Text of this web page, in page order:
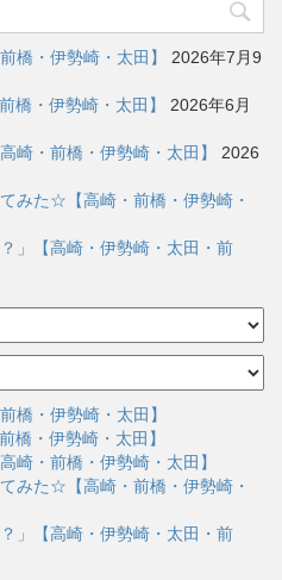
橋・伊勢崎・太田】
2026年7月9
橋・伊勢崎・太田】
2026年6月
崎・前橋・伊勢崎・太田】
2026
みた☆【高崎・前橋・伊勢崎・
」【高崎・伊勢崎・太田・前
橋・伊勢崎・太田】
橋・伊勢崎・太田】
崎・前橋・伊勢崎・太田】
みた☆【高崎・前橋・伊勢崎・
」【高崎・伊勢崎・太田・前